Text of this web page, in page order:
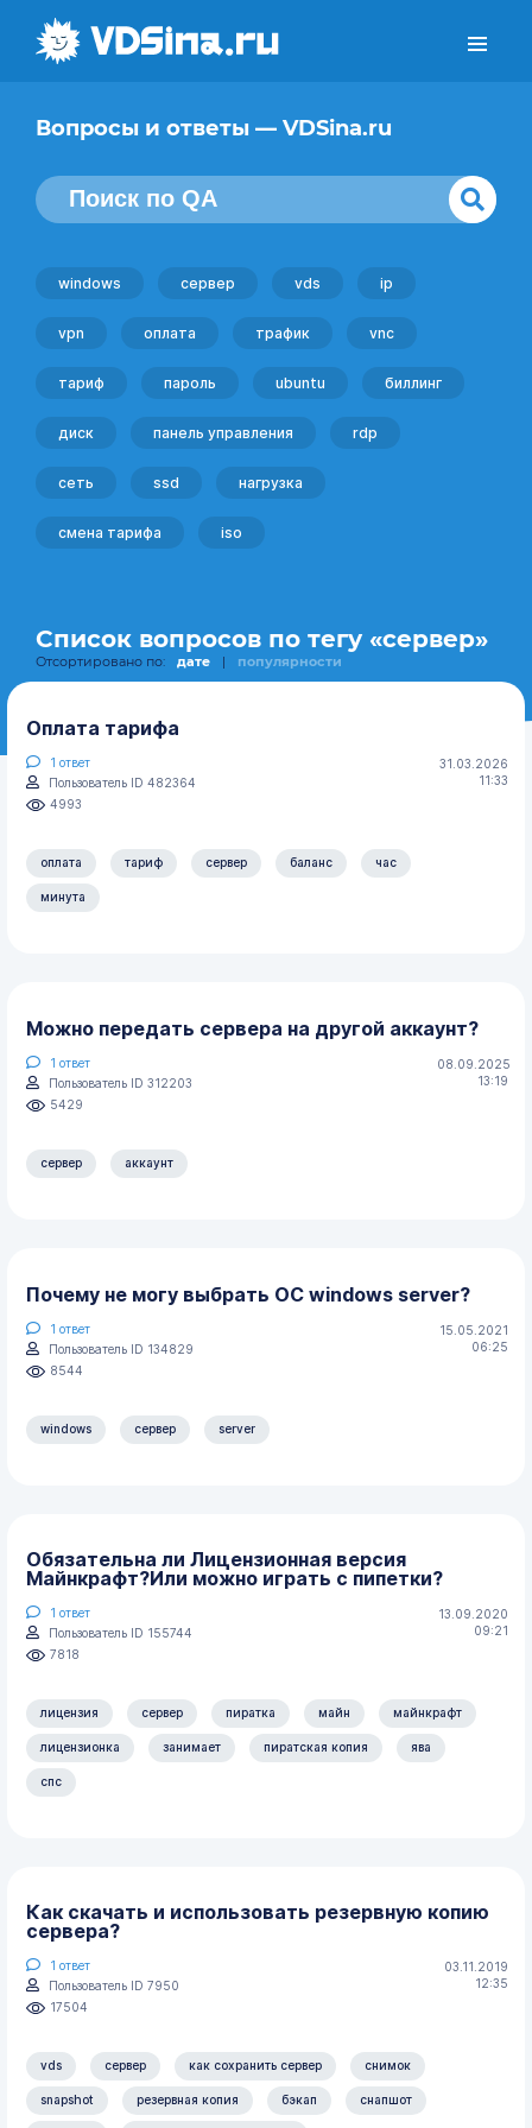
Вопросы и ответы — VDSina.ru
windows сервер vds ip
vpn оплата трафик vnc
тариф пароль ubuntu биллинг
диск панель управления rdp
сеть ssd нагрузка
смена тарифа iso
Список вопросов по тегу «сервер»
Отсортировано по: дате | популярности
Оплата тарифа
31.03.2026
11:33
1 ответ
Пользователь ID 482364
4993
оплата тариф сервер баланс час
минута
Можно передать сервера на другой аккаунт?
08.09.2025
13:19
1 ответ
Пользователь ID 312203
5429
сервер аккаунт
Почему не могу выбрать ОС windows server?
15.05.2021
06:25
1 ответ
Пользователь ID 134829
8544
windows сервер server
Обязательна ли Лицензионная версия
Майнкрафт?Или можно играть с пипетки?
13.09.2020
09:21
1 ответ
Пользователь ID 155744
7818
лицензия сервер пиратка майн майнкрафт
лицензионка занимает пиратская копия ява
спс
Как скачать и использовать резервную копию
сервера?
03.11.2019
12:35
1 ответ
Пользователь ID 7950
17504
vds сервер как сохранить сервер снимок
snapshot резервная копия бэкап снапшот